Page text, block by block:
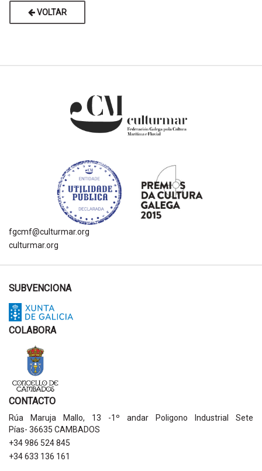
VOLTAR
fgcmf@culturmar.org
culturmar.org
SUBVENCIONA
COLABORA
CONTACTO
Rúa Maruja Mallo, 13 -1º andar Poligono Industrial Sete
Pías- 36635 CAMBADOS
+34 986 524 845
+34 633 136 161